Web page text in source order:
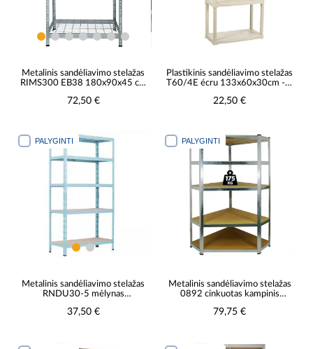
Metalinis sandėliavimo stelažas
RIMS300 EB38 180x90x45 cm
72,50 €
Plastikinis sandėliavimo stelažas
T60/4E écru 133x60x30cm - 4
22,50 €
PALYGINTI
Metalinis sandėliavimo stelažas
RNDU30-5 mėlynas
lentynų/175kg
37,50 €
PALYGINTI
Metalinis sandėliavimo stelažas
0892 cinkuotas kampinis
lentynos/175kg
79,75 €